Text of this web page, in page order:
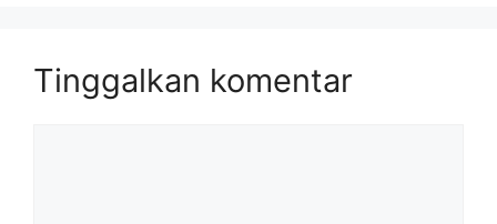
Tinggalkan komentar